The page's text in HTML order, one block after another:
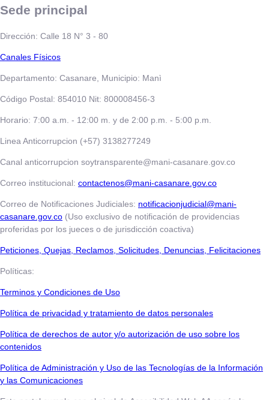
Sede principal
Dirección: Calle 18 N° 3 - 80
​​​​​Canales Físicos
Departamento: Casanare, Municipio: Manì
Código Postal: 854010 Nit: 800008456-3
Horario: 7:00 a.m. - 12:00 m. y de 2:00 p.m. - 5:00 p.m.
Linea Anticorrupcion (+57) 3138277249
Canal anticorrupcion soytransparente@mani-casanare.gov.co
Correo institucional: contactenos@mani-casanare.gov.co
Correo de Notificaciones Judiciales: notificacionjudicial@mani-
casanare.gov.co (Uso exclusivo de notificación de providencias
proferidas por los jueces o de jurisdicción coactiva)
​​​​​Peticiones, Quejas, Reclamos, Solicitudes, Denuncias, Felicitaciones
Políticas:
Terminos y Condiciones de Uso
​​​​​Política de privacidad y tratamiento de datos personales
Política de derechos de autor y/o autorización de uso sobre los
contenidos
Política de Administración y Uso de las Tecnologías de la Información
y las Comunicaciones